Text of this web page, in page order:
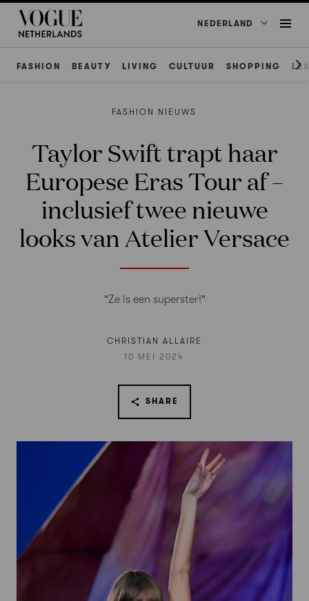
NEDERLAND
FASHION BEAUTY LIVING CULTUUR SHOPPING
FASHION NIEUWS
Taylor Swift trapt haar
Europese Eras Tour af –
inclusief twee nieuwe
looks van Atelier Versace
"Ze is een superster!"
CHRISTIAN ALLAIRE
10 MEI 2024
SHARE